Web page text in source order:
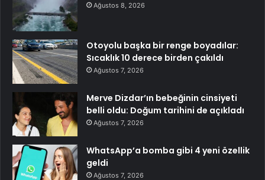
Ağustos 8, 2026
Otoyolu başka bir renge boyadılar:
Sıcaklık 10 derece birden çakıldı
Ağustos 7, 2026
Merve Dizdar’ın bebeğinin cinsiyeti
belli oldu: Doğum tarihini de açıkladı
Ağustos 7, 2026
WhatsApp’a bomba gibi 4 yeni özellik
geldi
Ağustos 7, 2026